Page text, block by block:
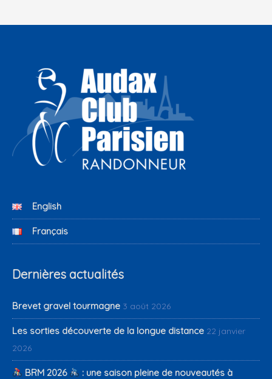
English
Français
Dernières actualités
Brevet gravel tourmagne 3 août 2026
Les sorties découverte de la longue distance 22 janvier
2026
BRM 2026
: une saison pleine de nouveautés à